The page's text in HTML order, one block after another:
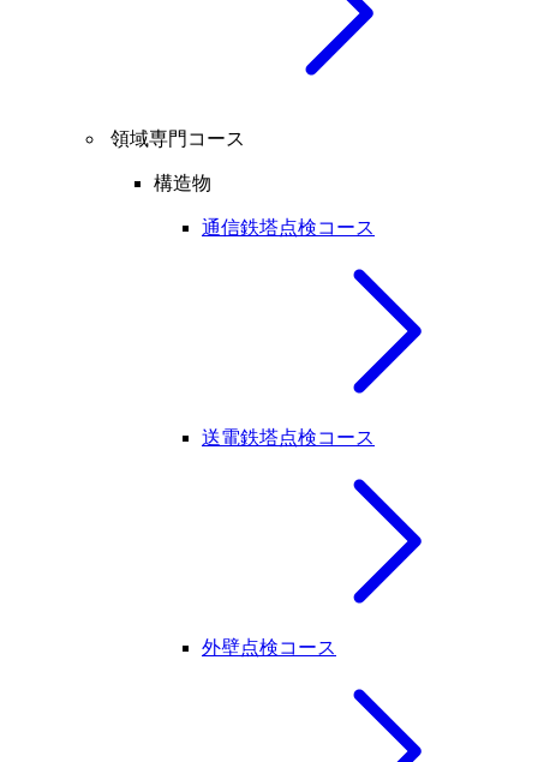
領域専門コース
構造物
通信鉄塔点検コース
送電鉄塔点検コース
外壁点検コース